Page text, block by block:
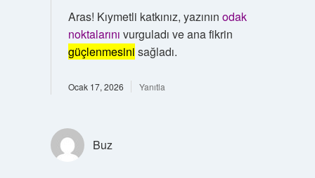
Aras! Kıymetli katkınız, yazının odak
noktalarını vurguladı ve ana fikrin
güçlenmesini sağladı.
Ocak 17, 2026 Yanıtla
Buz